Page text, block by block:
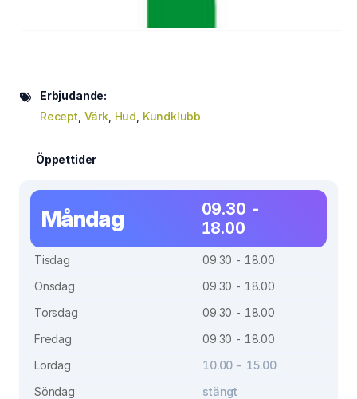
Erbjudande:
Recept Värk, Hud Kundklubb
Öppettider
Måndag
09.30 -
18.00
Tisdag
09.30 - 18.00
Onsdag
09.30 - 18.00
Torsdag
09.30 - 18.00
Fredag
09.30 - 18.00
Lördag
10.00 - 15.00
Söndag
stängt